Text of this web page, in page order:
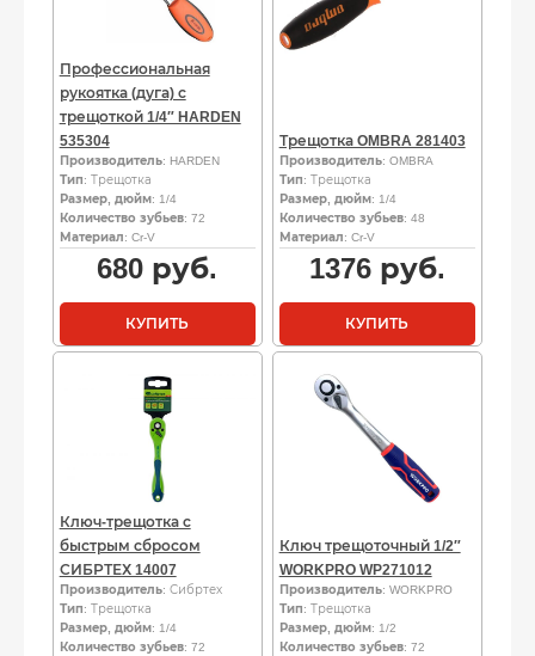
Профессиональная
рукоятка (дуга) с
трещоткой 1/4″ HARDEN
535304
Производитель: HARDEN
Тип: Трещотка
Размер, дюйм: 1/4
Количество зубьев: 72
Материал: Cr-V
680 руб.
КУПИТЬ
Трещотка OMBRA 281403
Производитель: OMBRA
Тип: Трещотка
Размер, дюйм: 1/4
Количество зубьев: 48
Материал: Cr-V
1376руб.
КУПИТЬ
Ключ-трещотка с
быстрым сбросом
СИБРТЕХ 14007
Производитель: Сибртех
Тип: Трещотка
Размер, дюйм: 1/4
Количество зубьев: 72
Ключ трещоточный 1/2″
WORKPRO WP271012
Производитель: WORKPRO
Тип: Трещотка
Размер, дюйм: 1/2
Количество зубьев: 72